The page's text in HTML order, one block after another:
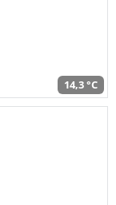
14,3 °C